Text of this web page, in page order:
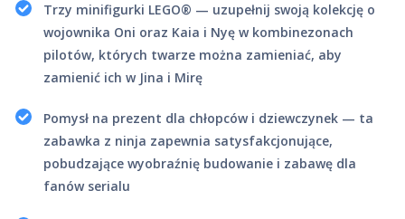
Trzy minifigurki LEGO® — uzupełnij swoją kolekcję o
wojownika Oni oraz Kaia i Nyę w kombinezonach
pilotów, których twarze można zamieniać, aby
zamienić ich w Jina i Mirę
Pomysł na prezent dla chłopców i dziewczynek — ta
zabawka z ninja zapewnia satysfakcjonujące,
pobudzające wyobraźnię budowanie i zabawę dla
fanów serialu